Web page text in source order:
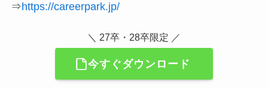
⇒https://careerpark.jp/
＼ 27卒・28卒限定 ／
今すぐダウンロード